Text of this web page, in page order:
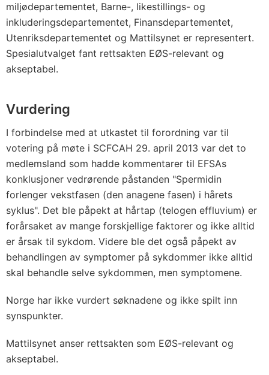
miljødepartementet, Barne-, likestillings- og
inkluderingsdepartementet, Finansdepartementet,
Utenriksdepartementet og Mattilsynet er representert.
Spesialutvalget fant rettsakten EØS-relevant og
akseptabel.
Vurdering
I forbindelse med at utkastet til forordning var til
votering på møte i SCFCAH 29. april 2013 var det to
medlemsland som hadde kommentarer til EFSAs
konklusjoner vedrørende påstanden "Spermidin
forlenger vekstfasen (den anagene fasen) i hårets
syklus". Det ble påpekt at hårtap (telogen effluvium) er
forårsaket av mange forskjellige faktorer og ikke alltid
er årsak til sykdom. Videre ble det også påpekt av
behandlingen av symptomer på sykdommer ikke alltid
skal behandle selve sykdommen, men symptomene.
Norge har ikke vurdert søknadene og ikke spilt inn
synspunkter.
Mattilsynet anser rettsakten som EØS-relevant og
akseptabel.